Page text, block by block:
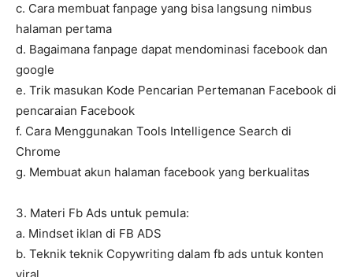
c. Cara membuat fanpage yang bisa langsung nimbus
halaman pertama
d. Bagaimana fanpage dapat mendominasi facebook dan
google
e. Trik masukan Kode Pencarian Pertemanan Facebook di
pencaraian Facebook
f. Cara Menggunakan Tools Intelligence Search di
Chrome
g. Membuat akun halaman facebook yang berkualitas
3. Materi Fb Ads untuk pemula:
a. Mindset iklan di FB ADS
b. Teknik teknik Copywriting dalam fb ads untuk konten